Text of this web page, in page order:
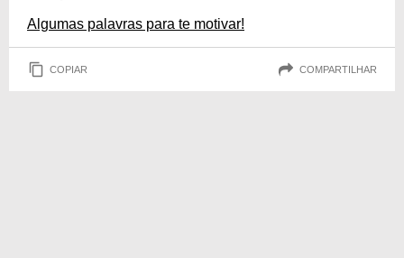
Algumas palavras para te motivar!
COPIAR COMPARTILHAR